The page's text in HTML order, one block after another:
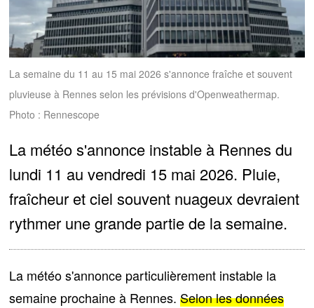
La semaine du 11 au 15 mai 2026 s'annonce fraîche et souvent
pluvieuse à Rennes selon les prévisions d'Openweathermap.
Photo : Rennescope
La météo s'annonce instable à Rennes du
lundi 11 au vendredi 15 mai 2026. Pluie,
fraîcheur et ciel souvent nuageux devraient
rythmer une grande partie de la semaine.
La météo s'annonce particulièrement instable la
semaine prochaine à Rennes.Selon les données